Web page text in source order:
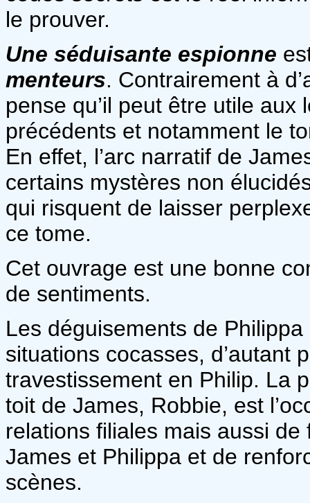
le prouver.
Une séduisante espionne
menteurs. Contrairement à
pense qu’il peut être utile aux
précédents et notamment le
En effet, l’arc narratif de
certains mystères non
qui risquent de laisser
ce tome.
Cet ouvrage est une bonne
de sentiments.
Les déguisements de
situations cocasses, d’autant
travestissement en Philip. La
toit de James, Robbie, est
relations filiales mais aussi
James et Philippa et de
scènes.